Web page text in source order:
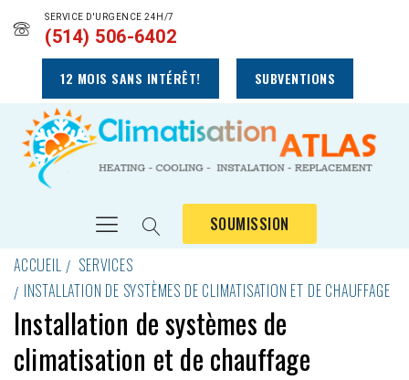
SERVICE D'URGENCE 24H/7
(514) 506-6402
12 MOIS SANS INTÉRÊT! SUBVENTIONS
SOUMISSION
ACCUEIL
SERVICES
INSTALLATION DE SYSTÈMES DE CLIMATISATION ET DE CHAUFFAGE
Installation de systèmes de
climatisation et de chauffage